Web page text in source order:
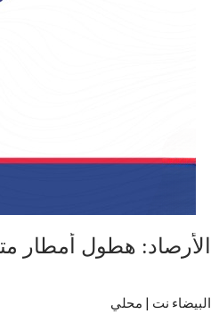
الأرصاد: هطول أمطار
البيضاء نت | محلي